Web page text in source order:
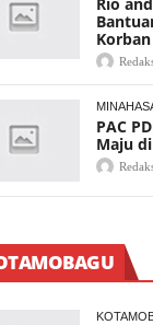
PAC
Maju